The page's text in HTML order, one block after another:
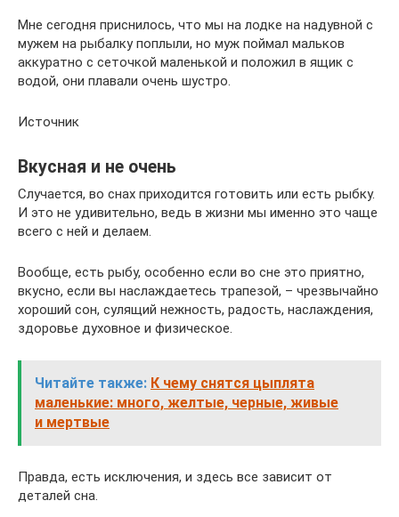
Мне сегодня приснилось, что мы на лодке на надувной с
мужем на рыбалку поплыли, но муж поймал мальков
аккуратно с сеточкой маленькой и положил в ящик с
водой, они плавали очень шустро.
Источник
Вкусная и не очень
Случается, во снах приходится готовить или есть рыбку.
И это не удивительно, ведь в жизни мы именно это чаще
всего с ней и делаем.
Вообще, есть рыбу, особенно если во сне это приятно,
вкусно, если вы наслаждаетесь трапезой, – чрезвычайно
хороший сон, сулящий нежность, радость, наслаждения,
здоровье духовное и физическое.
Читайте также: К чему снятся цыплята
маленькие: много, желтые, черные, живые
и мертвые
Правда, есть исключения, и здесь все зависит от
деталей сна.